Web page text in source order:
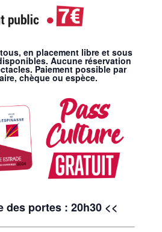
en placement libre et sous
Aucune réservation
Paiement possible par
chèque ou espèce.
des portes :20h30 <<